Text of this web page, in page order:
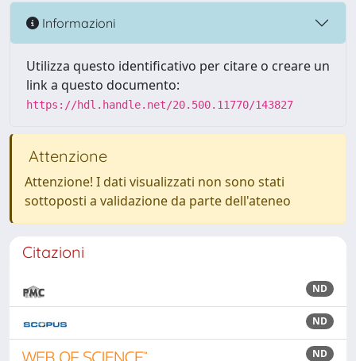
Informazioni
Utilizza questo identificativo per citare o creare un
link a questo documento:
https://hdl.handle.net/20.500.11770/143827
Attenzione
Attenzione! I dati visualizzati non sono stati
sottoposti a validazione da parte dell'ateneo
Citazioni
ND
ND
ND